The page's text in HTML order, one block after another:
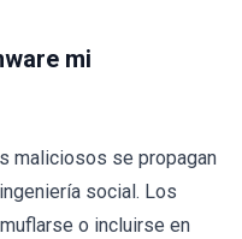
mi
maliciosos se propagan
social. Los
o incluirse en